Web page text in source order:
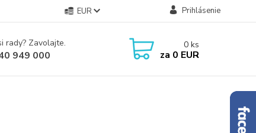
EUR Prihlásenie
rady? Zavolajte.
949 000
0 ks
za 0 EUR